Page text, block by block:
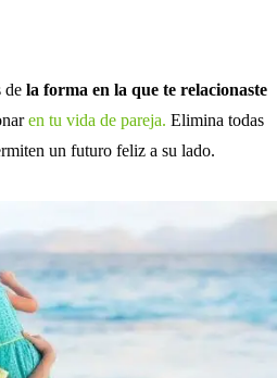
de la forma en la que te relacionaste
en tu vida de pareja. Elimina todas
un futuro feliz a su lado.